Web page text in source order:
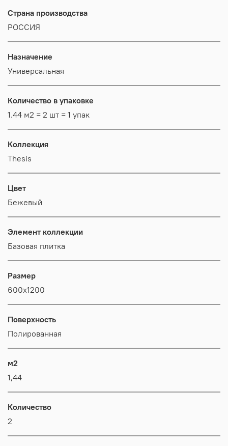
Страна производства
РОССИЯ
Назначение
Универсальная
Количество в упаковке
1.44 м2 = 2 шт = 1 упак
Коллекция
Thesis
Цвет
Бежевый
Элемент коллекции
Базовая плитка
Размер
600x1200
Поверхность
Полиро­ван­ная
м2
1,44
Количество
2